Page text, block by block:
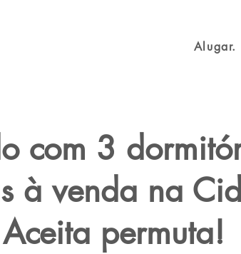
Alugar.
com 3
à venda na
permuta!